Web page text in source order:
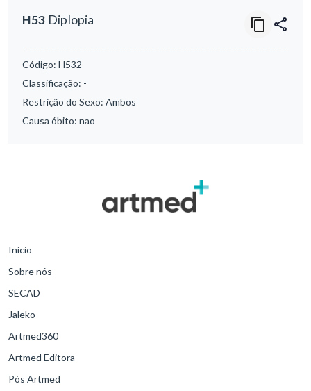
H53 Diplopia
Código: H532
Classificação: -
Restrição do Sexo: Ambos
Causa óbito: nao
Início
Sobre nós
SECAD
Jaleko
Artmed360
Artmed Editora
Pós Artmed